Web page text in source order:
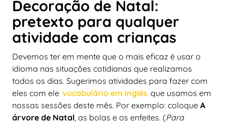
Decoração de Natal:
pretexto para qualquer
atividade com crianças
Devemos ter em mente que o mais eficaz é usar o
idioma nas situações cotidianas que realizamos
todos os dias. Sugerimos atividades para fazer com
eles com ele vocabulário em inglês que usamos em
nossas sessões deste mês. Por exemplo: coloque A
árvore de Natal, as bolas e os enfeites. (Para